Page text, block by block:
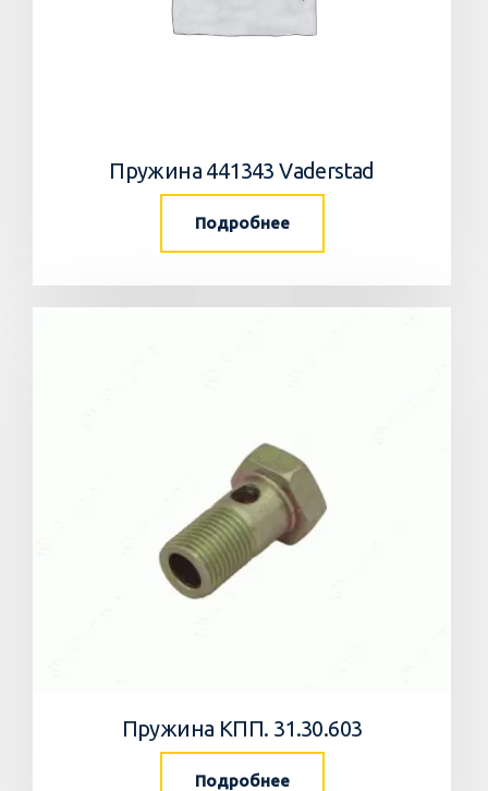
Пружина 441343 Vaderstad
Подробнее
Пружина КПП. 31.30.603
Подробнее